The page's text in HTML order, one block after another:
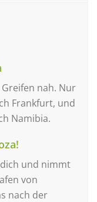
nah. Nur
Frankfurt, und
Namibia.
und nimmt
von
nach der